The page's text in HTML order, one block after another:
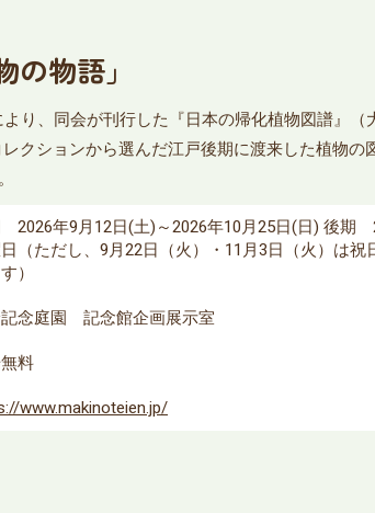
の物語」
り、同会が刊行した『日本の帰化植物図譜』
クションから選んだ江戸後期に渡来した植物
2026年9月12日(土)～2026年10月25日(日) 後期
（ただし、9月22日（火）・11月3日（火）は
）
念庭園 記念館企画展示室
料
www.makinoteien.jp/